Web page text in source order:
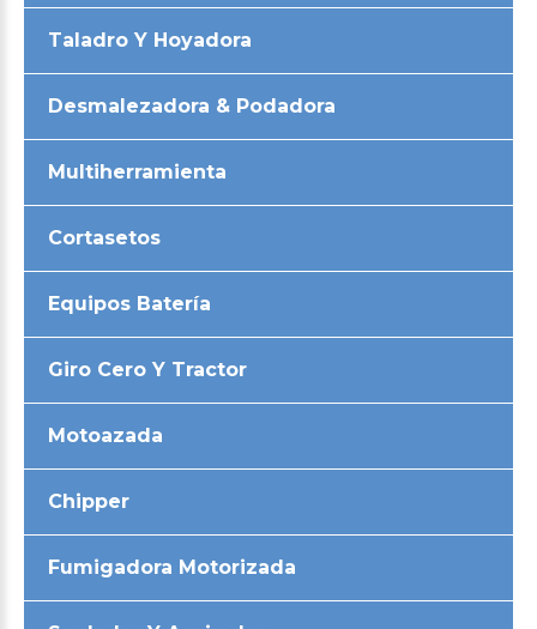
Taladro Y Hoyadora
Desmalezadora & Podadora
Multiherramienta
Cortasetos
Equipos Batería
Giro Cero Y Tractor
Motoazada
Chipper
Fumigadora Motorizada